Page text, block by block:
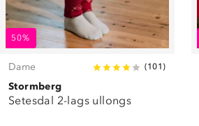
50%
Dame (101 )
Stormberg
Setesdal 2-lags ullongs